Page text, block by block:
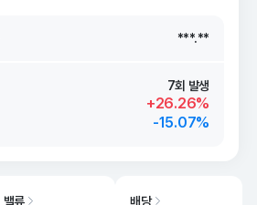
***.**
***.**
7회 발생
+26.26%
-15.07%
밸류 배당